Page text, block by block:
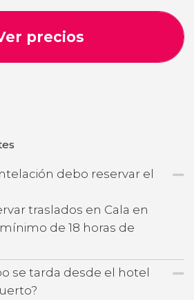
precios
debo reservar el
traslados en Cala en
de 18 horas de
se tarda desde el hotel